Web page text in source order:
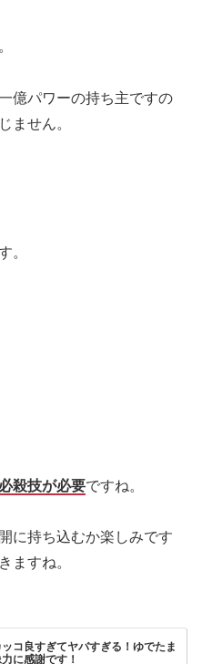
億パワーの持ち主ですの
ません。
。
殺技が必要ですね。
に持ち込むか楽しみです
ますね。
コ良すぎてヤバすぎる！ゆでたま
に感謝です！